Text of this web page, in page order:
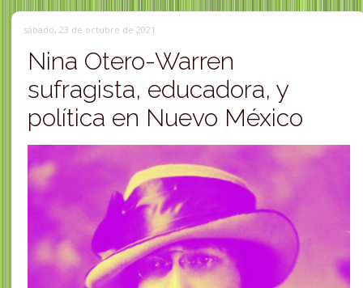
sábado, 23 de octubre de 2021
Nina Otero-Warren
sufragista, educadora, y
política en Nuevo México